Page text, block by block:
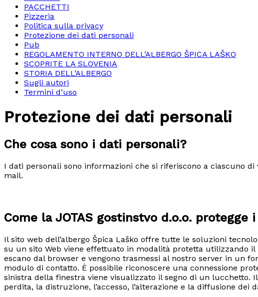
PACCHETTI
Pizzeria
Politica sulla privacy
Protezione dei dati personali
Pub
REGOLAMENTO INTERNO DELL’ALBERGO ŠPICA LAŠKO
SCOPRITE LA SLOVENIA
STORIA DELL’ALBERGO
Sugli autori
Termini d’uso
Protezione dei dati personali
Che cosa sono i dati personali?
I dati personali sono informazioni che si riferiscono a ciascuno
mail.
Come la JOTAS gostinstvo d.o.o.
Il sito web dell’albergo Špica Laško offre tutte le soluzioni
su un sito Web viene effettuato in modalità protetta utilizzando
escano dal browser e vengono trasmessi al nostro server in un
modulo di contatto. È possibile riconoscere una connessione
sinistra della finestra viene visualizzato il segno di un lucchetto.
perdita, la distruzione, l’accesso, l’alterazione e la diffusione dei